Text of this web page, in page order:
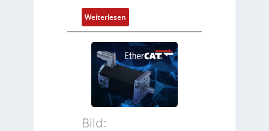
d
Z
u
s
t
a
s
r
t
P
o
s
i
Weiterlesen:
N
e
u
e
u
Bild: